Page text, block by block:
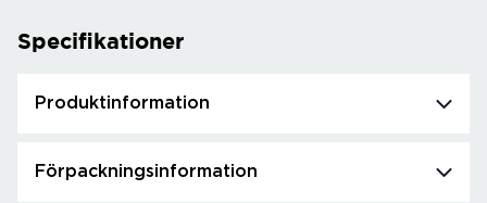
Specifikationer
Produktinformation
Förpackningsinformation